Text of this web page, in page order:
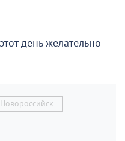
день желательно